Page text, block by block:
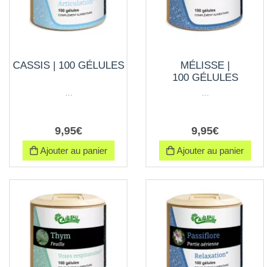
CASSIS | 100 GÉLULES
9,95€
Ajouter au panier
MÉLISSE |
100 GÉLULES
9,95€
Ajouter au panier